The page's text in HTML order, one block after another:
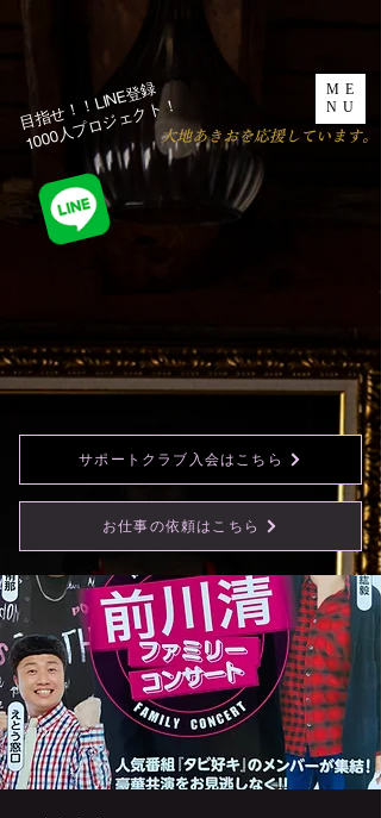
ME
NU
​大地あきおを応援しています。
目指せ！！LINE登録
1000人プロジェクト！​
お仕事の依頼はこちら
サポートクラブ入会はこちら